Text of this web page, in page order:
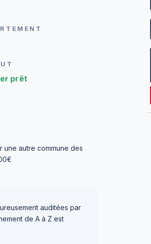
prêt
une autre commune des
auditées par
de A à Z est